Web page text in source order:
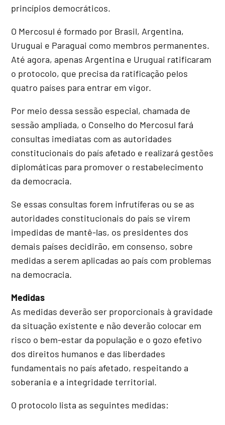
princípios democráticos.
O Mercosul é formado por Brasil, Argentina,
Uruguai e Paraguai como membros permanentes.
Até agora, apenas Argentina e Uruguai ratificaram
o protocolo, que precisa da ratificação pelos
quatro países para entrar em vigor.
Por meio dessa sessão especial, chamada de
sessão ampliada, o Conselho do Mercosul fará
consultas imediatas com as autoridades
constitucionais do país afetado e realizará gestões
diplomáticas para promover o restabelecimento
da democracia.
Se essas consultas forem infrutíferas ou se as
autoridades constitucionais do país se virem
impedidas de mantê-las, os presidentes dos
demais países decidirão, em consenso, sobre
medidas a serem aplicadas ao país com problemas
na democracia.
Medidas
As medidas deverão ser proporcionais à gravidade
da situação existente e não deverão colocar em
risco o bem-estar da população e o gozo efetivo
dos direitos humanos e das liberdades
fundamentais no país afetado, respeitando a
soberania e a integridade territorial.
O protocolo lista as seguintes medidas: